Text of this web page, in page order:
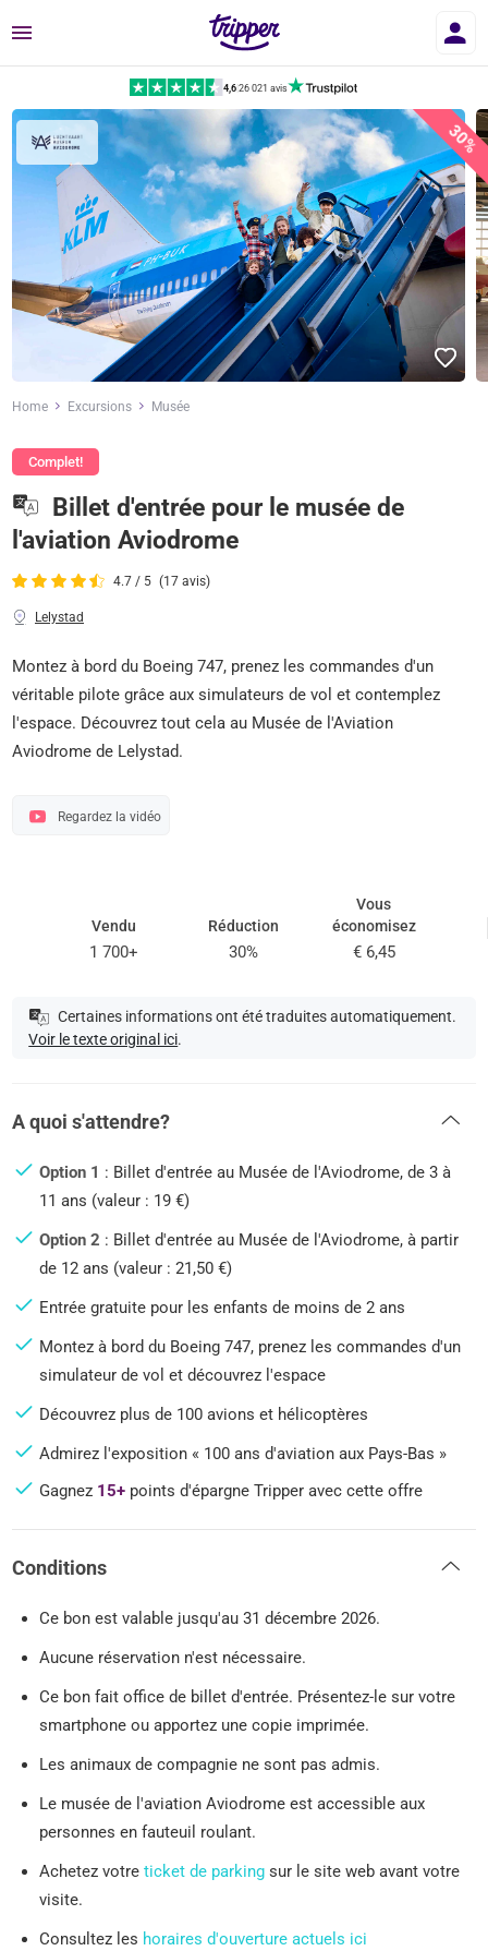
Menu
4,6|26 021 avis
30%
Home Excursions Musée
Complet!
Billet d'entrée pour le musée de
l'aviation Aviodrome
4.7 / 5 (17 avis)
Lelystad
Montez à bord du Boeing 747, prenez les commandes d'un
véritable pilote grâce aux simulateurs de vol et contemplez
l'espace. Découvrez tout cela au Musée de l'Aviation
Aviodrome de Lelystad.
Regardez la vidéo
Vendu
1 700+
Réduction
30%
Vous
économisez
€ 6,45
Certaines informations ont été traduites automatiquement.
Voir le texte original ici.
A quoi s'attendre?
Option 1 : Billet d'entrée au Musée de l'Aviodrome, de 3 à
11 ans (valeur : 19 €)
Option 2 : Billet d'entrée au Musée de l'Aviodrome, à partir
de 12 ans (valeur : 21,50 €)
Entrée gratuite pour les enfants de moins de 2 ans
Montez à bord du Boeing 747, prenez les commandes d'un
simulateur de vol et découvrez l'espace
Découvrez plus de 100 avions et hélicoptères
Admirez l'exposition « 100 ans d'aviation aux Pays-Bas »
Gagnez 15+ points d'épargne Tripper avec cette offre
Conditions
Ce bon est valable jusqu'au 31 décembre 2026.
Aucune réservation n'est nécessaire.
Ce bon fait office de billet d'entrée. Présentez-le sur votre
smartphone ou apportez une copie imprimée.
Les animaux de compagnie ne sont pas admis.
Le musée de l'aviation Aviodrome est accessible aux
personnes en fauteuil roulant.
Achetez votreticket de parking sur le site web avant votre
visite.
Consultez les horaires d'ouverture actuels ici